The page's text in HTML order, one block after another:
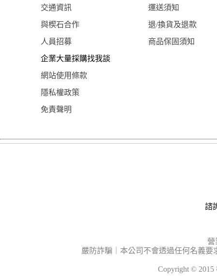
交通資訊 運送須知
與楔石合作 退/換貨及退款
人員招募 商品保固須知
企業大量採購找我談
網站使用條款
隱私權政策
免責聲明
諮
營
嚴防詐騙｜本公司不會透過任何名義
Copyright ©